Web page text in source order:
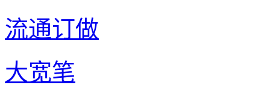
流通订做
大宽笔